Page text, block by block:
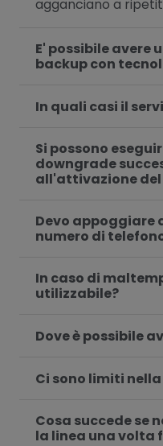
agganciano a
E' possibile avere
backup con
In quali casi il
Si possono
downgrade
all'attivazione del
Devo appoggiare
numero di
In caso di
utilizzabile?
Dove è possibile
Ci sono limiti
Cosa succede se
la linea una